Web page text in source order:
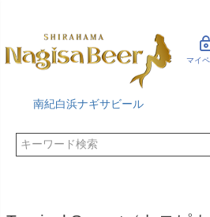
南紀白浜ナギサビール
マイ